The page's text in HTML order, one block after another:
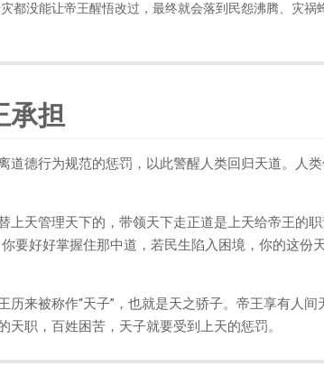
灾都没能让帝王醒悟改过，最终就会落到民怨沸腾、灾祸
承担
道德行为规范的惩罚，以此警醒人类回归天道。人
上天管理天下的，带领天下走正道是上天给帝王的
要好好掌握住那中道，若民生陷入困境，你的这份
来被称作“天子”，也就是天之骄子。帝王享有人
职，百姓困苦，天子就要受到上天的惩罚。